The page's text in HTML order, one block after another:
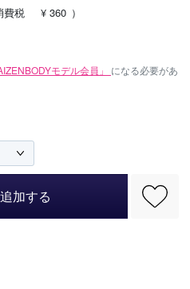
費税 ¥ 360 ）
モデル会員」 になる必要があ
加する